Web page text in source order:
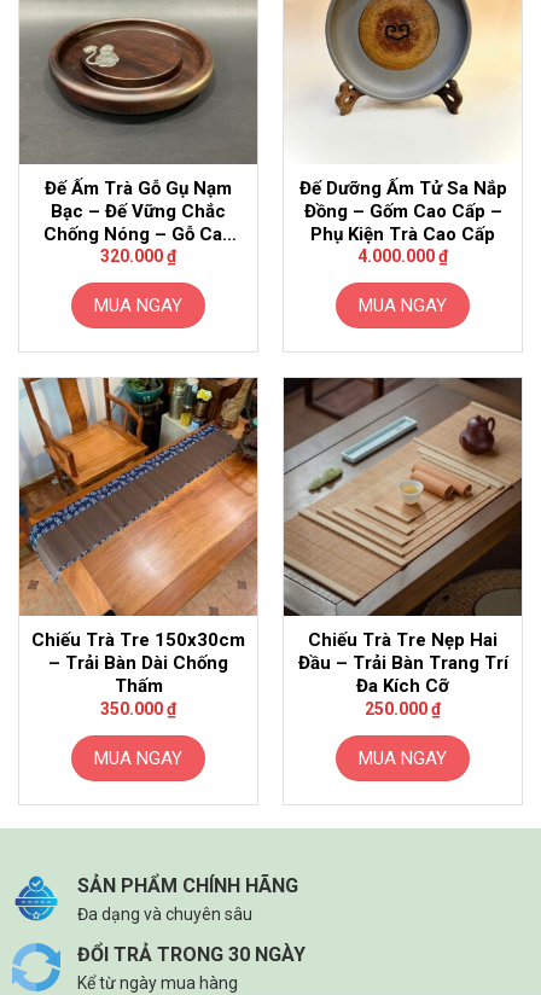
Đế Ấm Trà Gỗ Gụ Nạm
Bạc – Đế Vững Chắc
Chống Nóng – Gỗ Cao
Cấp
320.000₫
MUA NGAY
Đế Dưỡng Ấm Tử Sa Nắp
Đồng – Gốm Cao Cấp –
Phụ Kiện Trà Cao Cấp
4.000.000₫
MUA NGAY
Chiếu Trà Tre 150x30cm
– Trải Bàn Dài Chống
Thấm
350.000₫
MUA NGAY
Chiếu Trà Tre Nẹp Hai
Đầu – Trải Bàn Trang Trí
Đa Kích Cỡ
250.000₫
MUA NGAY
SẢN PHẨM CHÍNH HÃNG
Đa dạng và chuyên sâu
ĐỔI TRẢ TRONG 30 NGÀY
Kể từ ngày mua hàng